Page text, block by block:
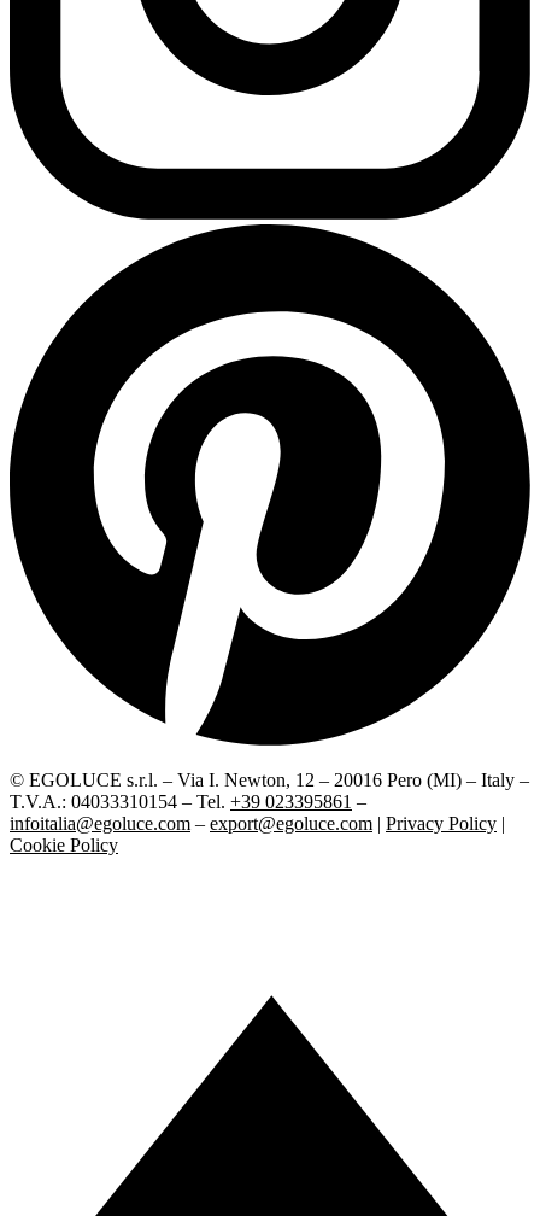
© EGOLUCE s.r.l. – Via I. Newton, 12 – 20016 Pero (MI) – Italy –
T.V.A.: 04033310154 – Tel. +39 023395861 –
infoitalia@egoluce.com – export@egoluce.com | Privacy Policy |
Cookie Policy